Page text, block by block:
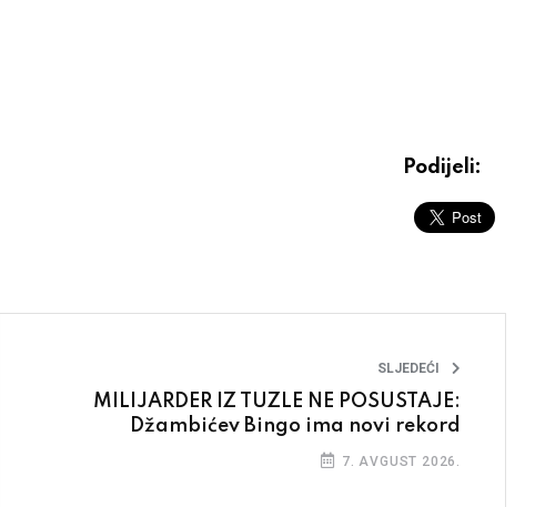
Podijeli:
SLJEDEĆI
MILIJARDER IZ TUZLE NE POSUSTAJE:
Džambićev Bingo ima novi rekord
7. AVGUST 2026.